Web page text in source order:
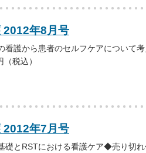
2012年8月号
看護から患者のセルフケアについて
税込）
2012年7月号
礎とRSTにおける看護ケア◆売り切